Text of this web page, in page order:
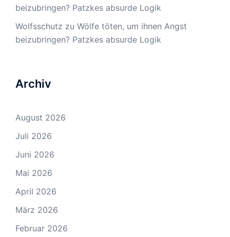
beizubringen? Patzkes absurde Logik
Wolfsschutz zu Wölfe töten, um ihnen Angst
beizubringen? Patzkes absurde Logik
Archiv
August 2026
Juli 2026
Juni 2026
Mai 2026
April 2026
März 2026
Februar 2026